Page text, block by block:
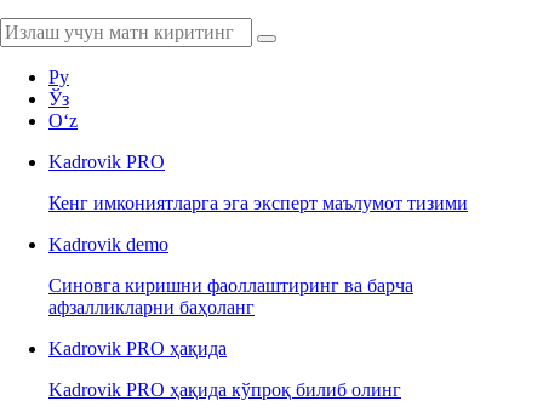
Ру
Ўз
Oʻz
Kadrovik PRO
Кенг имкониятларга эга эксперт маълумот тизими
Kadrovik demo
Синовга киришни фаоллаштиринг ва барча
афзалликларни баҳоланг
Kadrovik PRO ҳақида
Kadrovik PRO ҳақида кўпроқ билиб олинг